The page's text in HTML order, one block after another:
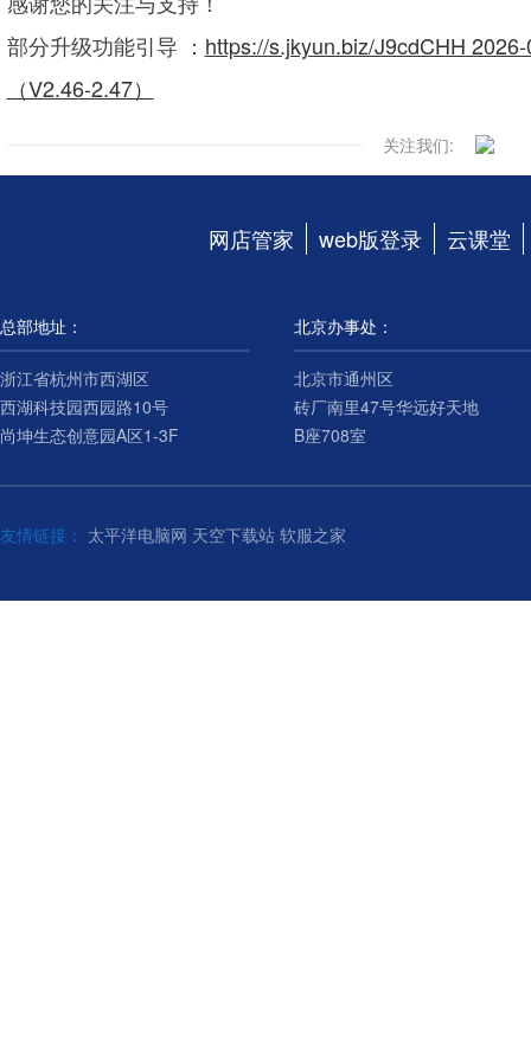
部分升级功能引导 ： https://s.jkyun.biz/J9cdCHH
（V2.46-2.47）
关注我们:
网店管家 web版登录 云课堂
总部地址：
浙江省杭州市西湖区
西湖科技园西园路10号
尚坤生态创意园A区1-3F
北京办事处：
北京市通州区
砖厂南里47号华远好天地
B座708室
友情链接： 太平洋电脑网 天空下载站 软服之家